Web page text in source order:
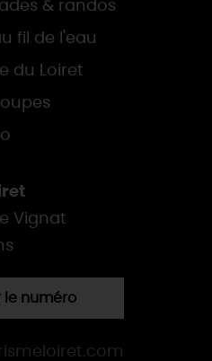
& randos
fil de l'eau
du Loiret
Vignat
le numéro